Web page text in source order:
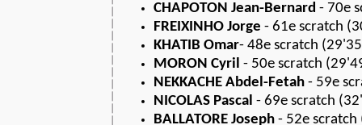
CHAPOTON Jean-Bernard - 70e
FREIXINHO Jorge - 61e scratch
KHATIB Omar- 48e scratch
MORON Cyril - 50e scratch
NEKKACHE Abdel-Fetah - 59e
NICOLAS Pascal - 69e scratch
BALLATORE Joseph - 52e